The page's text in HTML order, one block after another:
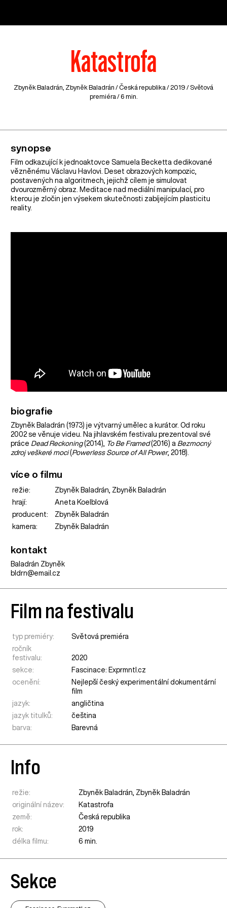
Katastrofa
Zbyněk Baladrán, Zbyněk Baladrán /Česká republika / 2019 / Světová
premiéra / 6 min.
synopse
Film odkazující k jednoaktovce Samuela Becketta dedikované
vězněnému Václavu Havlovi. Deset obrazových kompozic,
postavených na algoritmech, jejichž cílem je simulovat
dvourozměrný obraz. Meditace nad mediální manipulací, pro
kterou je zločin jen výsekem skutečnosti zabíjejícím plasticitu
reality.
biografie
Zbyněk Baladrán (1973) je výtvarný umělec a kurátor. Od roku
2002 se věnuje videu. Na jihlavském festivalu prezentoval své
práce Dead Reckoning(2014), To Be Framed(2016) a Bezmocný
zdroj veškeré moci(Powerless Source of All Power, 2018).
více o filmu
režie:
Zbyněk Baladrán, Zbyněk Baladrán
hrají:
Aneta Koelblová
producent:
Zbyněk Baladrán
kamera:
Zbyněk Baladrán
kontakt
Baladrán Zbyněk
bldrn@email.cz
Film na festivalu
typ premiéry:
Světová premiéra
ročník
festivalu:
2020
sekce:
Fascinace: Exprmntl.cz
ocenění:
Nejlepší český experimentální dokumentární
film
jazyk:
angličtina
jazyk titulků:
čeština
barva:
Barevná
Info
režie:
Zbyněk Baladrán, Zbyněk Baladrán
originální název:
Katastrofa
země:
Česká republika
rok:
2019
délka filmu:
6 min.
Sekce